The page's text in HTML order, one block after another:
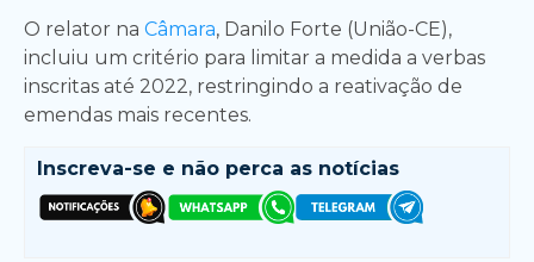
O relator na Câmara, Danilo Forte (União-CE),
incluiu um critério para limitar a medida a verbas
inscritas até 2022, restringindo a reativação de
emendas mais recentes.
Inscreva-se e não perca as notícias